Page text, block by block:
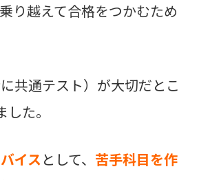
り越えて合格をつかむため
共通テスト）が大切だとこ
た。
イスとして、 苦手科目を作